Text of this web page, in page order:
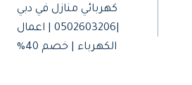
كهربائي منازل في دبي
|0502603206 | اعمال
الكهرباء | خصم 40%